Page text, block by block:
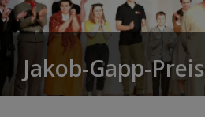
Jakob-Gapp-Preis